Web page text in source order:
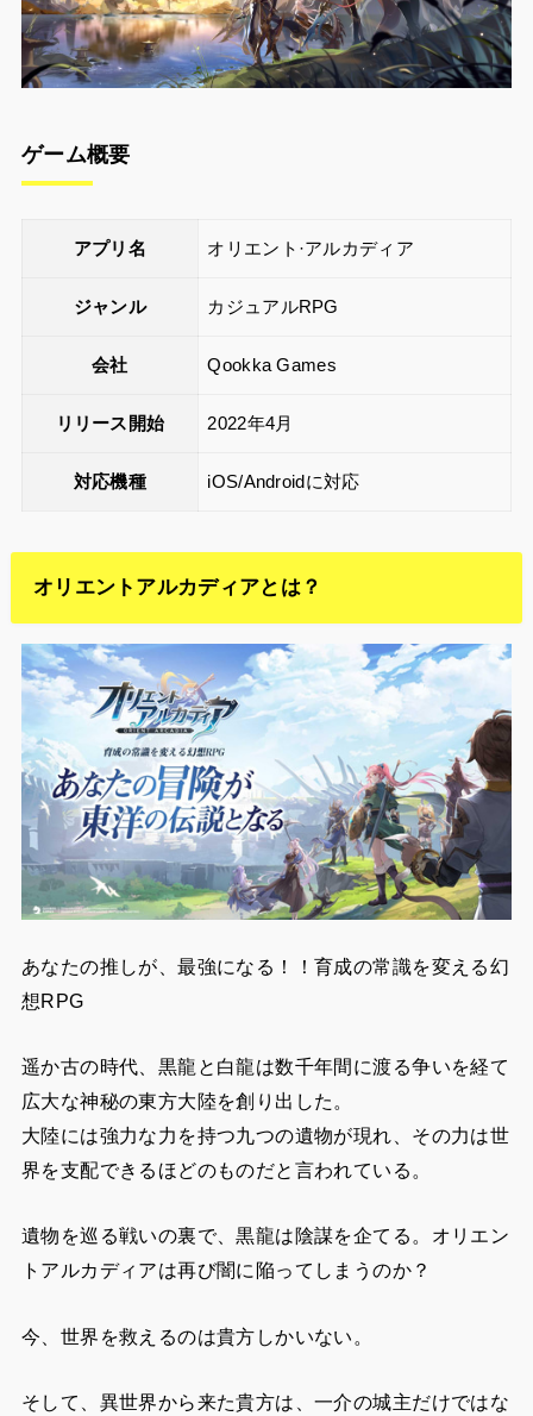
ゲーム概要
アプリ名 オリエント·アルカディア
ジャンル カジュアルRPG
会社 Qookka Games
リリース開始 2022年4月
対応機種 iOS/Androidに対応
オリエントアルカディアとは？
あなたの推しが、最強になる！！育成の常識を変える幻
想RPG
遥か古の時代、黒龍と白龍は数千年間に渡る争いを経て
広大な神秘の東方大陸を創り出した。
大陸には強力な力を持つ九つの遺物が現れ、その力は世
界を支配できるほどのものだと言われている。
遺物を巡る戦いの裏で、黒龍は陰謀を企てる。オリエン
トアルカディアは再び闇に陥ってしまうのか？
今、世界を救えるのは貴方しかいない。
そして、異世界から来た貴方は、一介の城主だけではな